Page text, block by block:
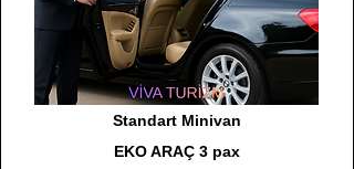
Standart Minivan
EKO ARAÇ 3 pax